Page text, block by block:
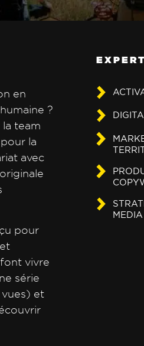
en
?
la team
la
avec
pour
vivre
série
et
MEDIA